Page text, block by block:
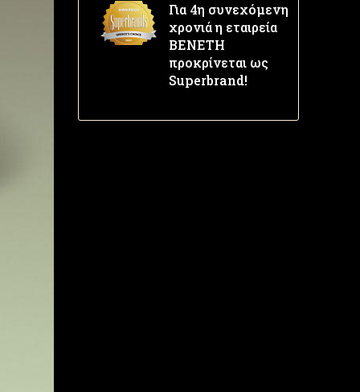
Για 4η συνεχόμενη
χρονιά η εταιρεία
ΒΕΝΕΤΗ
προκρίνεται ως
Superbrand!